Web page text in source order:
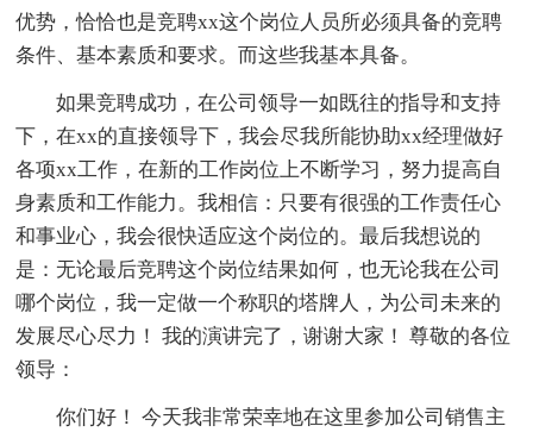
优势，恰恰也是竞聘xx这个岗位人员所必须具备的竞聘
条件、基本素质和要求。而这些我基本具备。
如果竞聘成功，在公司领导一如既往的指导和支持
下，在xx的直接领导下，我会尽我所能协助xx经理做好
各项xx工作，在新的工作岗位上不断学习，努力提高自
身素质和工作能力。我相信：只要有很强的工作责任心
和事业心，我会很快适应这个岗位的。最后我想说的
是：无论最后竞聘这个岗位结果如何，也无论我在公司
哪个岗位，我一定做一个称职的塔牌人，为公司未来的
发展尽心尽力！ 我的演讲完了，谢谢大家！ 尊敬的各位
领导：
你们好！ 今天我非常荣幸地在这里参加公司销售主